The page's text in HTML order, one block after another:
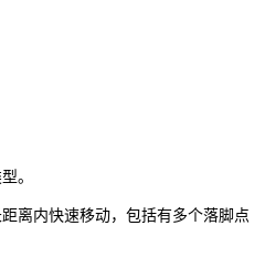
。
离内快速移动，包括有多个落脚点